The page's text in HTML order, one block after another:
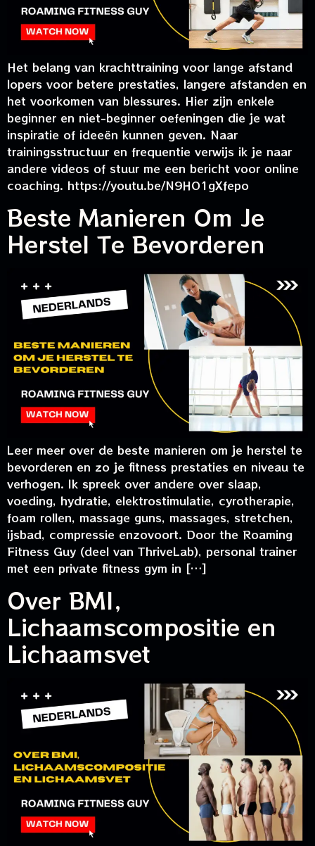
Het belang van krachttraining voor lange afstand
lopers voor betere prestaties, langere afstanden en
het voorkomen van blessures. Hier zijn enkele
beginner en niet-beginner oefeningen die je wat
inspiratie of ideeën kunnen geven. Naar
trainingsstructuur en frequentie verwijs ik je naar
andere videos of stuur me een bericht voor online
coaching. https://youtu.be/N9HO1gXfepo
Beste Manieren Om Je
Herstel Te Bevorderen
Leer meer over de beste manieren om je herstel te
bevorderen en zo je fitness prestaties en niveau te
verhogen. Ik spreek over andere over slaap,
voeding, hydratie, elektrostimulatie, cyrotherapie,
foam rollen, massage guns, massages, stretchen,
ijsbad, compressie enzovoort. Door the Roaming
Fitness Guy (deel van ThriveLab), personal trainer
met een private fitness gym in […]
Over BMI,
Lichaamscompositie en
Lichaamsvet